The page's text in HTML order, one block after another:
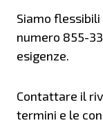
Siamo flessibili
numero 855-
esigenze.
Contattare il
termini e le